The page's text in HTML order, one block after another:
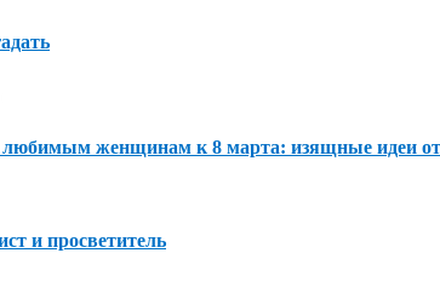
любимым женщинам к 8 марта: изящные идеи
и просветитель